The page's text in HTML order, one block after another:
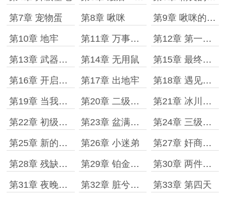
第7章 宠物蛋 第8章 啾咪 第9章 啾咪的厉害
第10章 地牢 第11章 万事俱备入地牢 第12章 第一个房间
第13章 武器装备双升级 第14章 无用鼠 第15章 最终boss
第16章 开启地牢宝箱 第17章 出地牢 第18章 遇见其他玩家
第19章 当我女朋友? 第20章 二级基地 第21章 冰川地窟
第22章 初级治疗药水蓝图 第23章 盆满钵满 第24章 三级基地
第25章 新的地窟规则 第26章 小迷弟 第27章 奸商哥布林
第28章 残缺的地图 第29章 铂金宝箱 第30章 两件装备
第31章 夜晚难度升级 第32章 脏兮兮的女人 第33章 第四天